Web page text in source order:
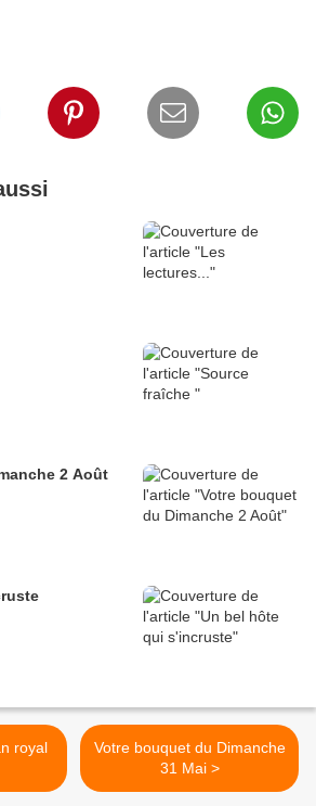
2 Août
royal
Votre bouquet du Dimanche
31 Mai >